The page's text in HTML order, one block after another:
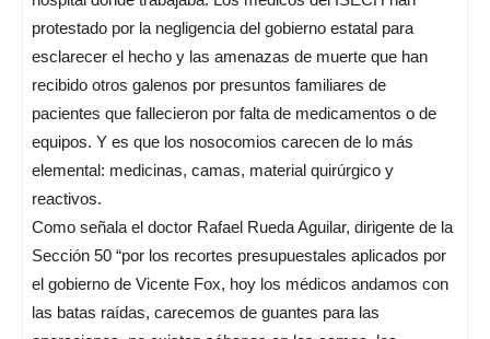
protestado por la negligencia del gobierno estatal para
esclarecer el hecho y las amenazas de muerte que han
recibido otros galenos por presuntos familiares de
pacientes que fallecieron por falta de medicamentos o de
equipos. Y es que los nosocomios carecen de lo más
elemental: medicinas, camas, material quirúrgico y
reactivos.
Como señala el doctor Rafael Rueda Aguilar, dirigente de la
Sección 50 “por los recortes presupuestales aplicados por
el gobierno de Vicente Fox, hoy los médicos andamos con
las batas raídas, carecemos de guantes para las